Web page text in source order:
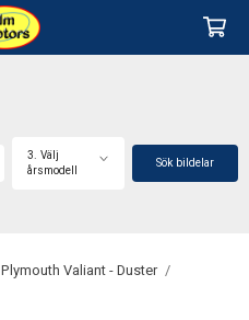
3. Välj
årsmodell
Sök bildelar
Plymouth Valiant - Duster /